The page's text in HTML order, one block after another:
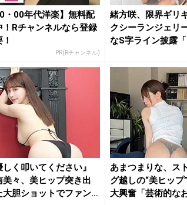
・00年代洋楽】無料配
！Rチャンネルなら登録
PR(Rチャンネル)
緒方咲、限界ギリ
クシーランジェリ
なS字ライン披露
しく叩いてください』
美々、美ヒップ突き出
大胆ショットでファン
あまつまりな、ス
グ越しの“美ヒップ
大興奮「芸術的な